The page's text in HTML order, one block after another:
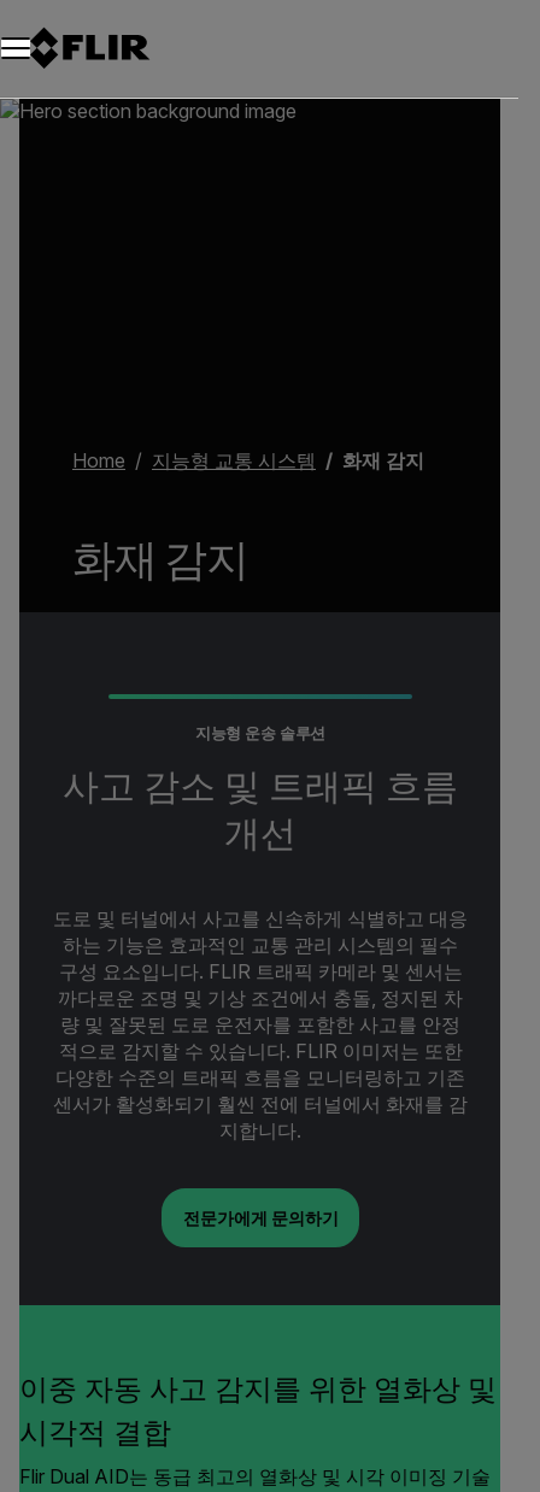
Home 지능형 교통 시스템 화재 감지
화재 감지
지능형 운송 솔루션
사고 감소 및 트래픽 흐름
개선
도로 및 터널에서 사고를 신속하게 식별하고 대응
하는 기능은 효과적인 교통 관리 시스템의 필수
구성 요소입니다. FLIR 트래픽 카메라 및 센서는
까다로운 조명 및 기상 조건에서 충돌, 정지된 차
량 및 잘못된 도로 운전자를 포함한 사고를 안정
적으로 감지할 수 있습니다. FLIR 이미저는 또한
다양한 수준의 트래픽 흐름을 모니터링하고 기존
센서가 활성화되기 훨씬 전에 터널에서 화재를 감
지합니다.
전문가에게 문의하기
이중 자동 사고 감지를 위한 열화상 및
시각적 결합
Flir Dual AID는 동급 최고의 열화상 및 시각 이미징 기술